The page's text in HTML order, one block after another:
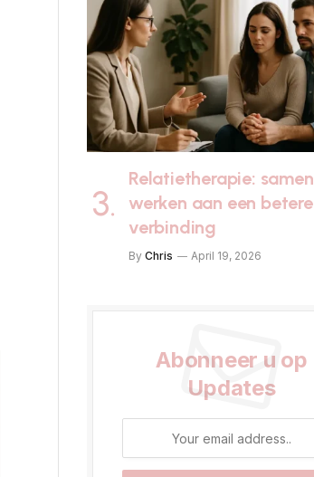
Relatietherapie: samen
werken aan een betere
verbinding
By Chris April 19, 2026
Abonneer u op
Updates